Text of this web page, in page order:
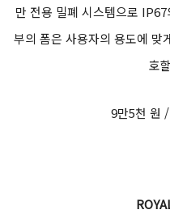
만 전용 밀폐 시스템으로
부의 폼은 사용자의 용도에 맞
호
9만5천 원